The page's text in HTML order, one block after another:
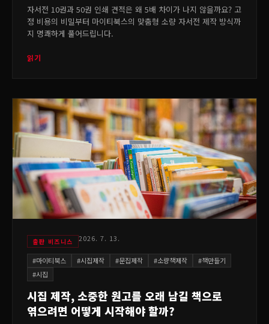
자서전 10권과 50권 인쇄 견적은 왜 5배 차이가 나지 않을까요? 고
정 비용의 비밀부터 마이티북스의 맞춤형 소량 자서전 제작 방식까
지 명쾌하게 풀어드립니다.
읽기
출판 비즈니스 2026. 7. 13.
#마이티북스 #시집제작 #문집제작 #소량책제작 #책만들기
#시집
시집 제작, 소중한 원고를 오래 남길 책으로
엮으려면 어떻게 시작해야 할까?